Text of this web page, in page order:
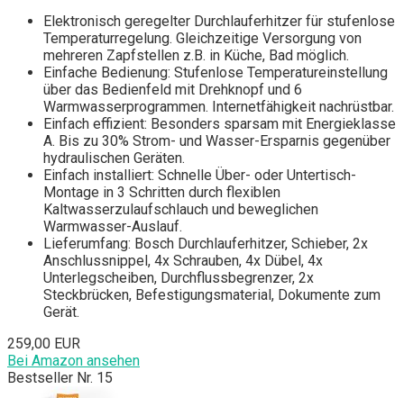
Elektronisch geregelter Durchlauferhitzer für stufenlose
Temperaturregelung. Gleichzeitige Versorgung von
mehreren Zapfstellen z.B. in Küche, Bad möglich.
Einfache Bedienung: Stufenlose Temperatureinstellung
über das Bedienfeld mit Drehknopf und 6
Warmwasserprogrammen. Internetfähigkeit nachrüstbar.
Einfach effizient: Besonders sparsam mit Energieklasse
A. Bis zu 30% Strom- und Wasser-Ersparnis gegenüber
hydraulischen Geräten.
Einfach installiert: Schnelle Über- oder Untertisch-
Montage in 3 Schritten durch flexiblen
Kaltwasserzulaufschlauch und beweglichen
Warmwasser-Auslauf.
Lieferumfang: Bosch Durchlauferhitzer, Schieber, 2x
Anschlussnippel, 4x Schrauben, 4x Dübel, 4x
Unterlegscheiben, Durchflussbegrenzer, 2x
Steckbrücken, Befestigungsmaterial, Dokumente zum
Gerät.
259,00 EUR
Bei Amazon ansehen
Bestseller Nr. 15